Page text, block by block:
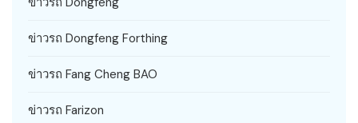
ข่าวรถ Dongfeng Forthing
ข่าวรถ Fang Cheng BAO
ข่าวรถ Farizon